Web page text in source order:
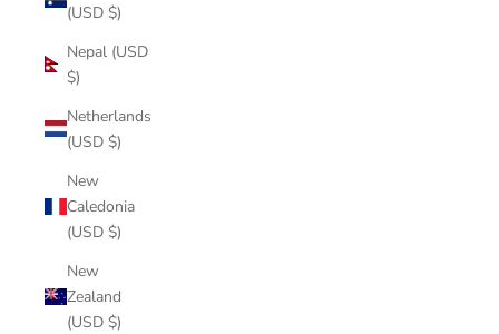
(USD $)
Nepal (USD
$)
Netherlands
(USD $)
New
Caledonia
(USD $)
New
Zealand
(USD $)